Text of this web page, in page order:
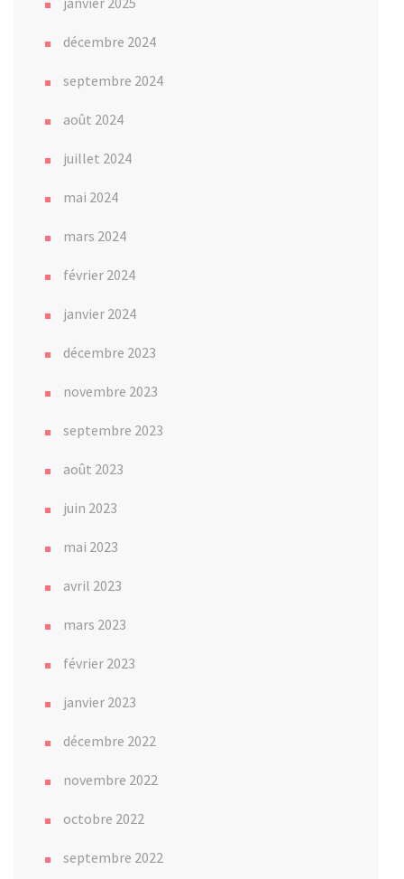
décembre 2024
septembre 2024
août 2024
juillet 2024
mai 2024
mars 2024
février 2024
janvier 2024
décembre 2023
novembre 2023
septembre 2023
août 2023
juin 2023
mai 2023
avril 2023
mars 2023
février 2023
janvier 2023
décembre 2022
novembre 2022
octobre 2022
septembre 2022